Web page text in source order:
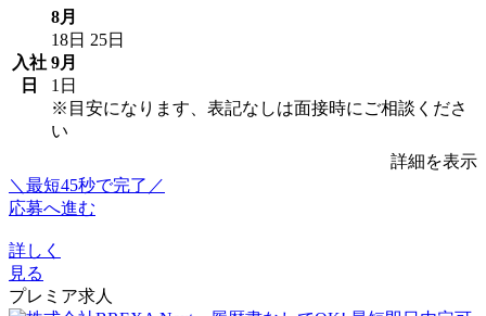
入社
日
8月
18日 25日
9月
1日
※目安になります、表記なしは面接時にご相談くださ
い
詳細を表示
＼最短45秒で完了／
応募へ進む
詳しく
見る
プレミア求人